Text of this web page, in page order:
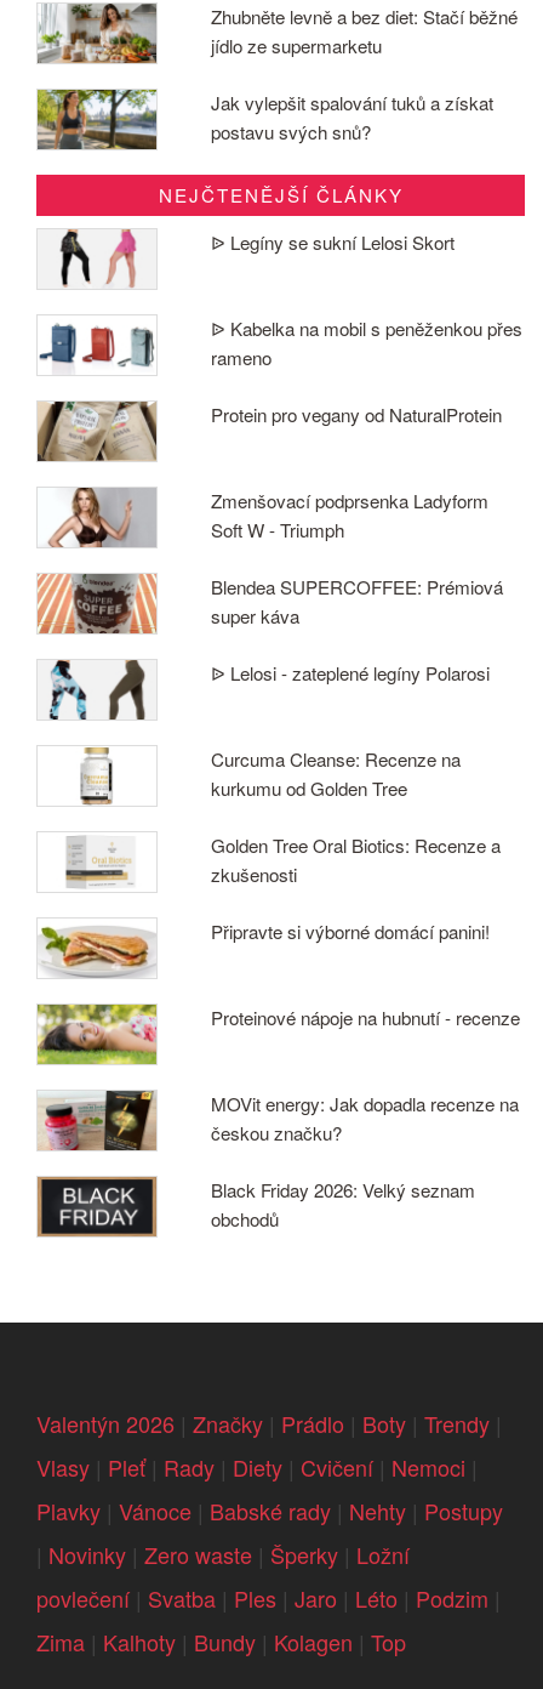
Zhubněte levně a bez diet: Stačí běžné
jídlo ze supermarketu
Jak vylepšit spalování tuků a získat
postavu svých snů?
NEJČTENĚJŠÍ ČLÁNKY
ᐉ Legíny se sukní Lelosi Skort
ᐉ Kabelka na mobil s peněženkou přes
rameno
Protein pro vegany od NaturalProtein
Zmenšovací podprsenka Ladyform
Soft W - Triumph
Blendea SUPERCOFFEE: Prémiová
super káva
ᐉ Lelosi - zateplené legíny Polarosi
Curcuma Cleanse: Recenze na
kurkumu od Golden Tree
Golden Tree Oral Biotics: Recenze a
zkušenosti
Připravte si výborné domácí panini!
Proteinové nápoje na hubnutí - recenze
MOVit energy: Jak dopadla recenze na
českou značku?
Black Friday 2026: Velký seznam
obchodů
Valentýn 2026 | Značky | Prádlo | Boty | Trendy |
Vlasy | Pleť| Rady | Diety | Cvičení| Nemoci |
Plavky | Vánoce | Babské rady | Nehty | Postupy
| Novinky | Zero waste | Šperky | Ložní
povlečení| Svatba | Ples | Jaro | Léto | Podzim |
Zima | Kalhoty | Bundy | Kolagen | Top